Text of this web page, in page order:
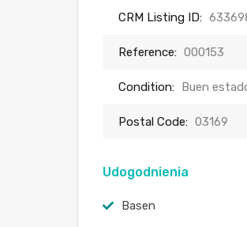
CRM Listing ID:
Reference: 000153
Condition: Buen
Postal Code: 03169
Udogodnienia
Basen